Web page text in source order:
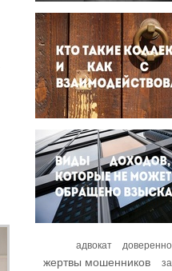
адвокат
жертвы мошенников